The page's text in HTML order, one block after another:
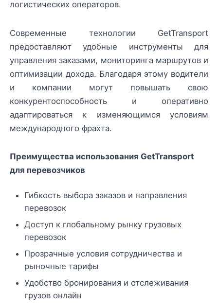
логистических операторов.
Современные технологии GetTransport
предоставляют удобные инструменты для
управления заказами, мониторинга маршрутов и
оптимизации дохода. Благодаря этому водители
и компании могут повышать свою
конкурентоспособность и оперативно
адаптироваться к изменяющимся условиям
международного фрахта.
Преимущества использования GetTransport
для перевозчиков
Гибкость выбора заказов и направления
перевозок
Доступ к глобальному рынку грузовых
перевозок
Прозрачные условия сотрудничества и
рыночные тарифы
Удобство бронирования и отслеживания
грузов онлайн